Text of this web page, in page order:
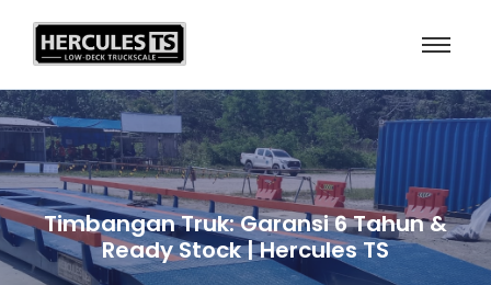
Timbangan Truk: Garansi 6 Tahun &
Ready Stock | Hercules TS